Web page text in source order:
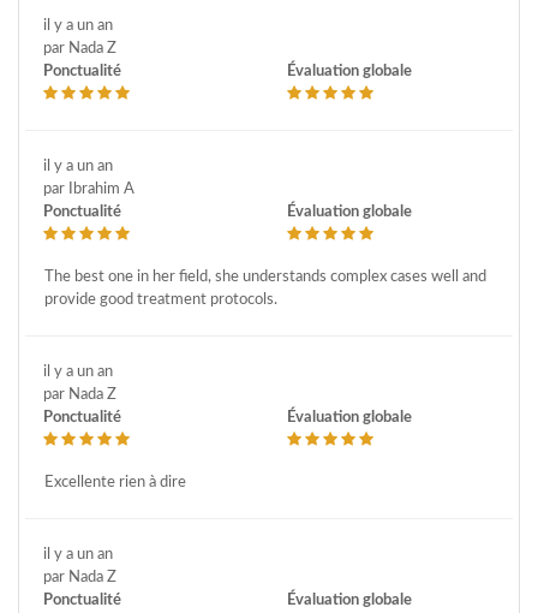
il y a un an
par Nada Z
Ponctualité
Évaluation globale
il y a un an
par Ibrahim A
Ponctualité
Évaluation globale
The best one in her field, she understands complex cases well and
provide good treatment protocols.
il y a un an
par Nada Z
Ponctualité
Évaluation globale
Excellente rien à dire
il y a un an
par Nada Z
Ponctualité
Évaluation globale